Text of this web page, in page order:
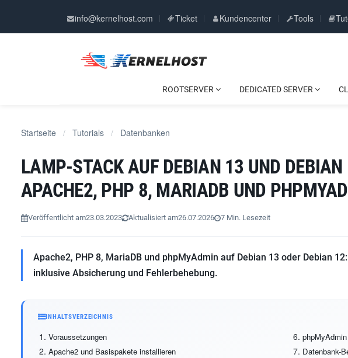
info@kernelhost.com Ticket Kundencenter Tools
ROOTSERVER DEDICATED SERVER
Startseite / Tutorials / Datenbanken
LAMP-STACK AUF DEBIAN 13 UND
APACHE2, PHP 8, MARIADB UND
Veröffentlicht am23.03.2023 Aktualisiert am26.07.2026 7 Min. Lesezeit
Apache2, PHP 8, MariaDB und phpMyAdmin auf Debian 13 oder Debian
inklusive Absicherung und Fehlerbehebung.
INHALTSVERZEICHNIS
Voraussetzungen
Apache2 und Basispakete installieren
Datenbank-